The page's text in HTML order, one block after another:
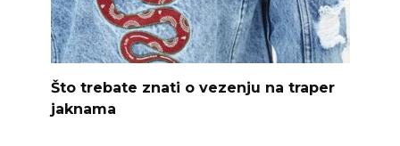
Što trebate znati o vezenju na traper
jaknama